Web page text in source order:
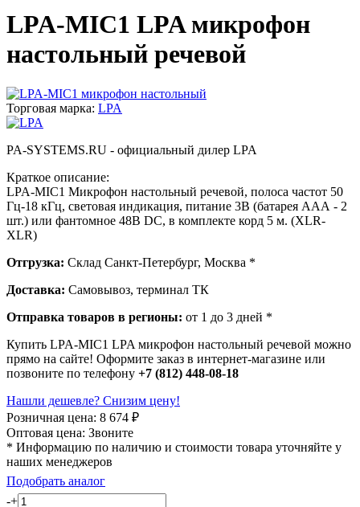
LPA-MIC1 LPA микрофон
настольный речевой
Торговая марка: LPA
PA-SYSTEMS.RU - официальный дилер LPA
Краткое описание:
LPA-MIC1 Микрофон настольный речевой, полоса частот 50
Гц-18 кГц, световая индикация, питание 3В (батарея ААА - 2
шт.) или фантомное 48В DC, в комплекте корд 5 м. (XLR-
XLR)
Отгрузка: Склад Санкт-Петербург, Москва *
Доставка: Самовывоз, терминал ТК
Отправка товаров в регионы: от 1 до 3 дней *
Купить LPA-MIC1 LPA микрофон настольный речевой можно
прямо на сайте! Оформите заказ в интернет-магазине или
позвоните по телефону +7 (812) 448-08-18
Нашли дешевле? Снизим цену!
Розничная цена: 8 674 ₽
Оптовая цена: Звоните
* Информацию по наличию и стоимости товара уточняйте у
наших менеджеров
Подобрать аналог
-+